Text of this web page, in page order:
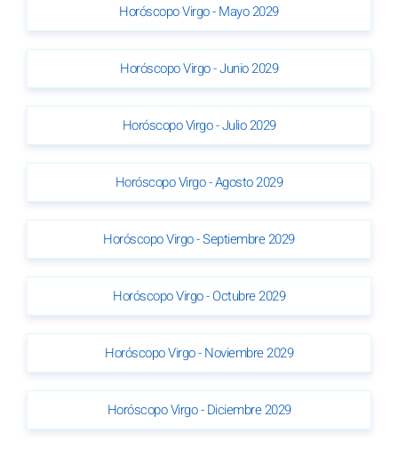
Horóscopo Virgo - Mayo 2029
Horóscopo Virgo - Junio 2029
Horóscopo Virgo - Julio 2029
Horóscopo Virgo - Agosto 2029
Horóscopo Virgo - Septiembre 2029
Horóscopo Virgo - Octubre 2029
Horóscopo Virgo - Noviembre 2029
Horóscopo Virgo - Diciembre 2029